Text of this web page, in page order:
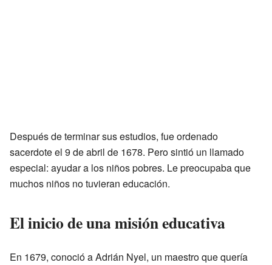
Después de terminar sus estudios, fue ordenado
sacerdote el 9 de abril de 1678. Pero sintió un llamado
especial: ayudar a los niños pobres. Le preocupaba que
muchos niños no tuvieran educación.
El inicio de una misión educativa
En 1679, conoció a Adrián Nyel, un maestro que quería